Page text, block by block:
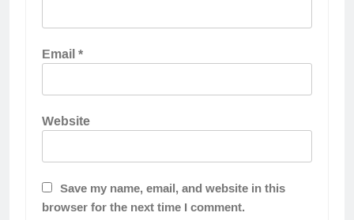
Email*
Website
Save my name, email, and website in this
browser for the next time I comment.